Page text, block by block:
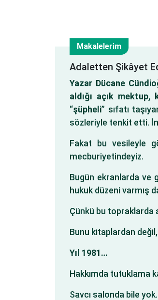
7
Tem
Makalelerim
Adaletten Şikâyet
Yazar Dücane
aldığı açık mektup,
“şüpheli” sıfatı
sözleriyle tenkit etti.
Fakat bu vesileyle
mecburiyetindeyiz.
Bugün ekranlarda ve
hukuk düzeni varmış
Çünkü bu topraklarda
Bunu kitaplardan
Yıl 1981…
Hakkımda tutuklama
Savcı salonda bile